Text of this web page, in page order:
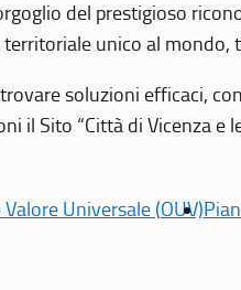
del prestigioso
unico al
soluzioni efficaci,
Sito “Città di Vicenza e
Universale (OUV)